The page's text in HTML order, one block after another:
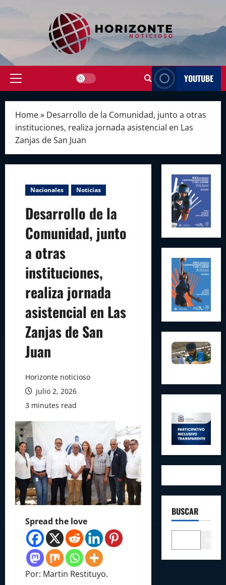
Primary
YOUTUBE
Home» Desarrollo de la Comunidad, junto a otras
instituciones, realiza jornada asistencial en Las
Zanjas de San Juan
Nacionales Noticias
Desarrollo de la
Comunidad, junto
a otras
instituciones,
realiza jornada
asistencial en Las
Zanjas de San
Juan
Horizonte noticioso
julio 2, 2026
3 minutes read
Spread the love
Por: Martin Restituyo.
BUSCAR